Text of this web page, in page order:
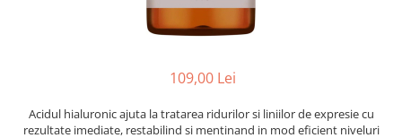
109,00 Lei
Acidul hialuronic ajuta la tratarea ridurilor si liniilor de expresie cu
rezultate imediate, restabilind si mentinand in mod eficient niveluri